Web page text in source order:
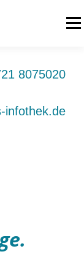
Menü
8075020
infothek.de